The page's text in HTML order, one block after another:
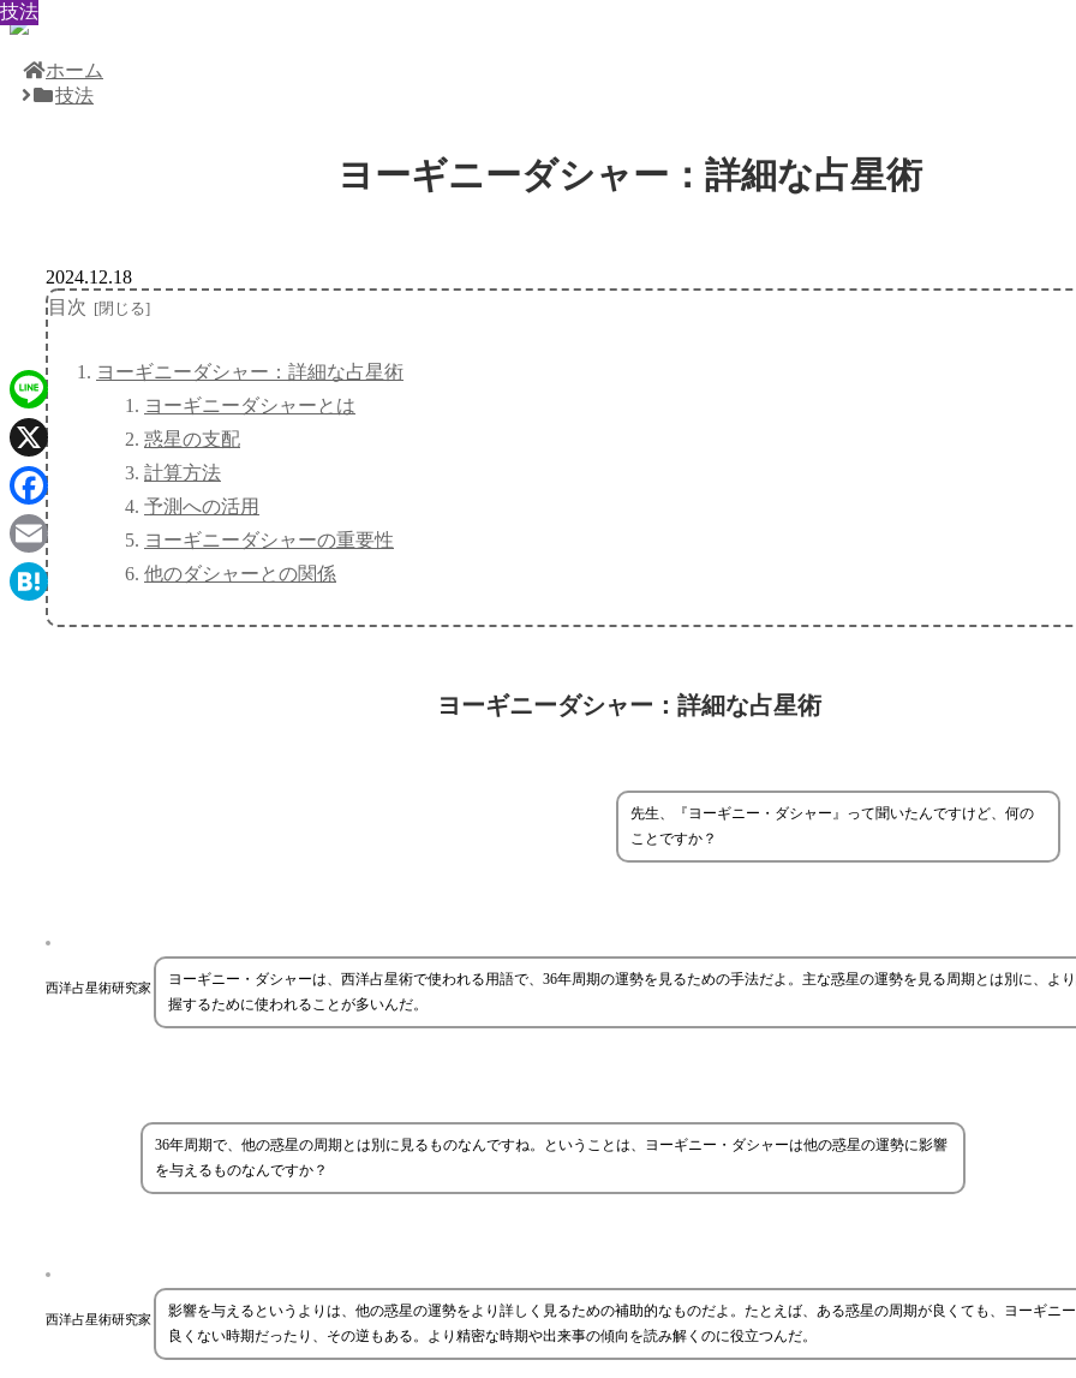
ホーム
技法
ヨーギニーダシャー：詳細な占星術
技法
2024.12.18
目次
ヨーギニーダシャー：詳細な占星術
ヨーギニーダシャーとは
惑星の支配
計算方法
予測への活用
ヨーギニーダシャーの重要性
他のダシャーとの関係
ヨーギニーダシャー：詳細な占星術
先生、『ヨーギニー・ダシャー』って聞いたんですけど、何の
ことですか？
西洋占星術研究家
ヨーギニー・ダシャーは、西洋占星術で使われる用語で、36年周期の運勢を見るための手法だよ。主な惑星の運勢を見る周期とは別に、よ
握するために使われることが多いんだ。
36年周期で、他の惑星の周期とは別に見るものなんですね。ということは、ヨーギニー・ダシャーは他の惑星の運勢に影響
を与えるものなんですか？
西洋占星術研究家
影響を与えるというよりは、他の惑星の運勢をより詳しく見るための補助的なものだよ。たとえば、ある惑星の周期が良くても、ヨーギニ
良くない時期だったり、その逆もある。より精密な時期や出来事の傾向を読み解くのに役立つんだ。
技法
技法
技法
技法
技法
技法
技法
技法
Line
X
Facebook
Email
Hatena